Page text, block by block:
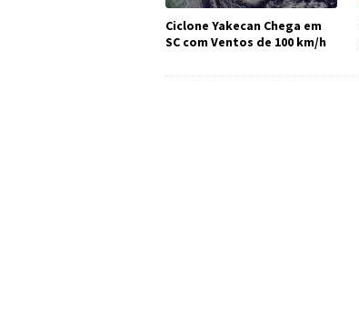
Ciclone Yakecan Chega em
SC com Ventos de 100 km/h